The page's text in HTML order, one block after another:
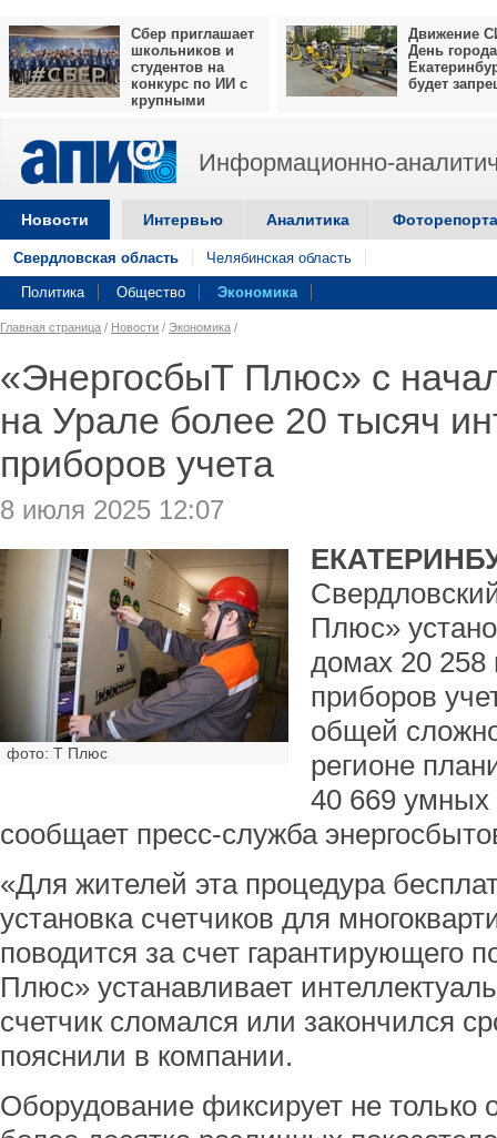
Сбер приглашает
школьников и
студентов на
конкурс по ИИ с
крупными
Движение
День города
будет
Информационно-
Новости Интервью Аналитика
Свердловская область Челябинская область
Политика Общество Экономика
Главная страница / Новости / Экономика /
«ЭнергосбыТ Плюс» с
на Урале более 20 тысяч
приборов учета
8 июля 2025 12:07
фото: Т Плюс
Плюс»
домах 20 258
приборов
общей
регионе
40 669 умных
сообщает пресс-служба
«Для жителей эта процедура
установка счетчиков для
поводится за счет гарантирующего
Плюс» устанавливает
счетчик сломался или закончился
пояснили в компании.
Оборудование фиксирует не только